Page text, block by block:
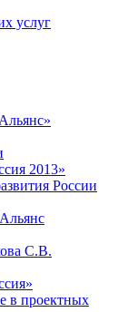
услуг
2013»
России
С.В.
в проектных